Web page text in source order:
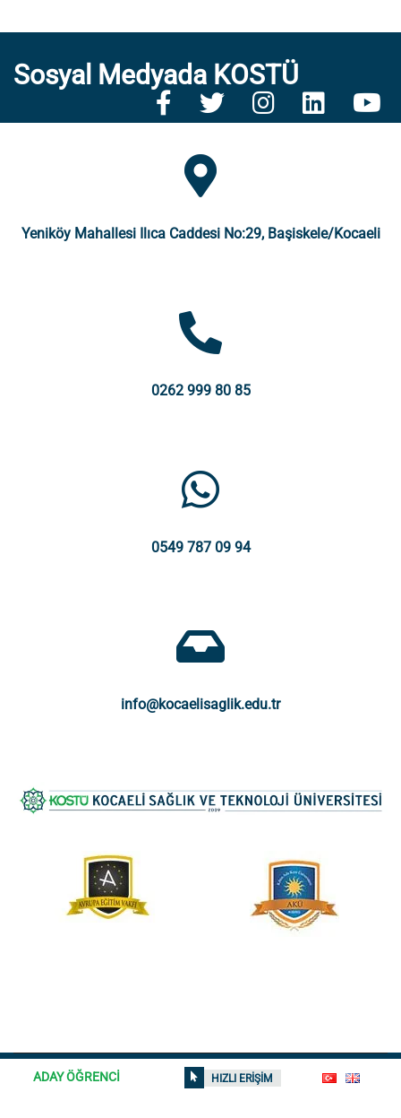
Sosyal Medyada KOSTÜ
Yeniköy Mahallesi Ilıca Caddesi No:29, Başiskele/Kocaeli
0262 999 80 85
0549 787 09 94
info@kocaelisaglik.edu.tr
Kocaeli Sağlık ve Teknoloji Üniversitesi
| Tüm hakları
HIZLI ERİŞİM
ADAY ÖĞRENCİ